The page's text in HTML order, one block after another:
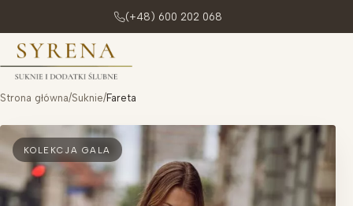
Przejdź do treści
(+48) 600 202 068
Strona główna/Suknie/Fareta
KOLEKCJA GALA